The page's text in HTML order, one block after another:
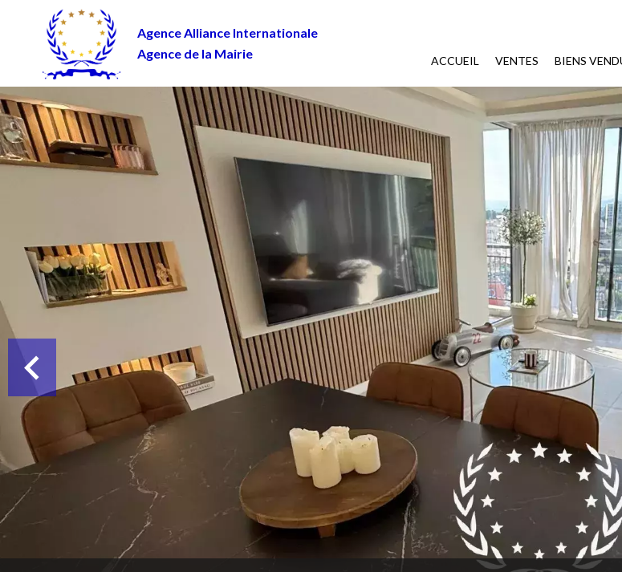
Agence Alliance Internationale
Agence de la Mairie
ACCUEIL VENTES BIENS